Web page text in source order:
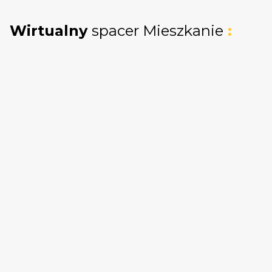
aranżacji.
Wirtualny spacer Mieszkanie :